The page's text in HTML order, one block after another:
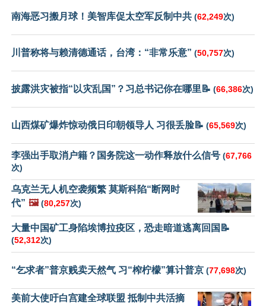
南海恶习搬月球！美智库促太空军反制中共 (62,249次)
川普称将与赖清德通话，台湾：“非常乐意” (50,757次)
披露洪灾被指“以灾乱国”？习总书记你在哪里📝 (66,386次)
山西煤矿爆炸惊动俄日印朝领导人 习很丢脸📝 (65,569次)
李强出手取消户籍？国务院这一动作释放什么信号 (67,766
次)
乌克兰无人机空袭频繁 莫斯科陷“断网时
代” 🖼️ (80,257次)
大量中国矿工身陷埃博拉疫区，恐走暗道逃离回国📝
(52,312次)
“乞求者”普京贱卖天然气 习“榨柠檬”算计普京 (77,698次)
美前大使吁白宫建全球联盟 抵制中共活摘